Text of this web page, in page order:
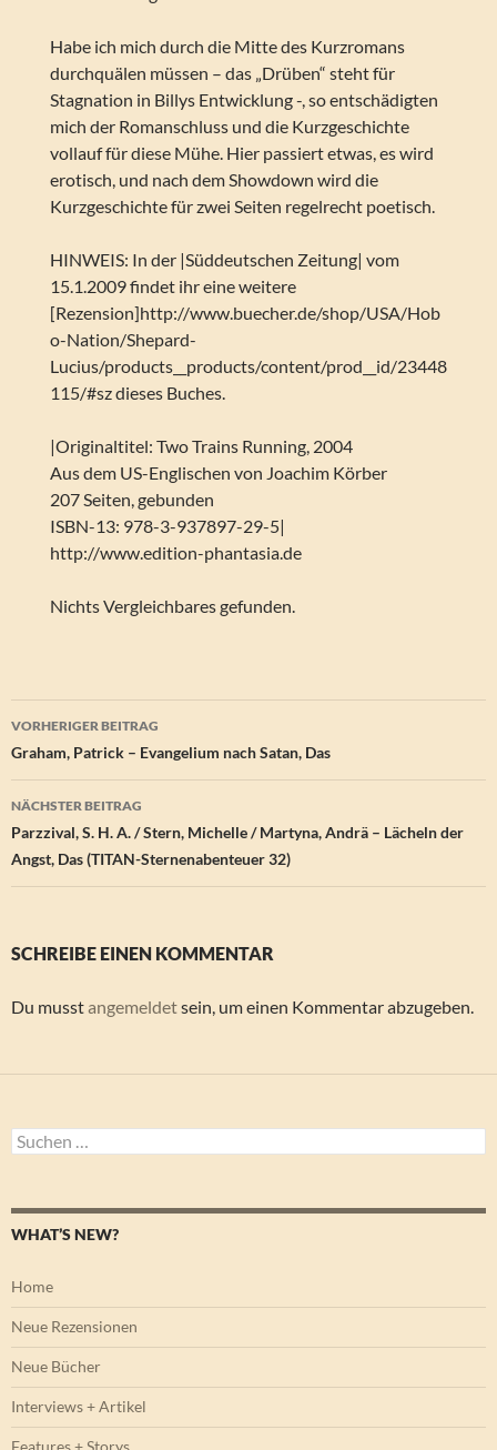
Habe ich mich durch die Mitte des Kurzromans
durchquälen müssen – das „Drüben“ steht für
Stagnation in Billys Entwicklung -, so entschädigten
mich der Romanschluss und die Kurzgeschichte
vollauf für diese Mühe. Hier passiert etwas, es wird
erotisch, und nach dem Showdown wird die
Kurzgeschichte für zwei Seiten regelrecht poetisch.
HINWEIS: In der |Süddeutschen Zeitung| vom
15.1.2009 findet ihr eine weitere
[Rezension]http://www.buecher.de/shop/USA/Hob
o-Nation/Shepard-
Lucius/products__products/content/prod__id/23448
115/#sz dieses Buches.
|Originaltitel: Two Trains Running, 2004
Aus dem US-Englischen von Joachim Körber
207 Seiten, gebunden
ISBN-13: 978-3-937897-29-5|
http://www.edition-phantasia.de
Nichts Vergleichbares gefunden.
Beitragsnavigation
VORHERIGER BEITRAG
Graham, Patrick – Evangelium nach Satan, Das
NÄCHSTER BEITRAG
Parzzival, S. H. A. / Stern, Michelle / Martyna, Andrä – Lächeln der
Angst, Das (TITAN-Sternenabenteuer 32)
SCHREIBE EINEN KOMMENTAR
Du musstangemeldetsein, um einen Kommentar abzugeben.
Suchen
nach:
WHAT’S NEW?
Home
Neue Rezensionen
Neue Bücher
Interviews + Artikel